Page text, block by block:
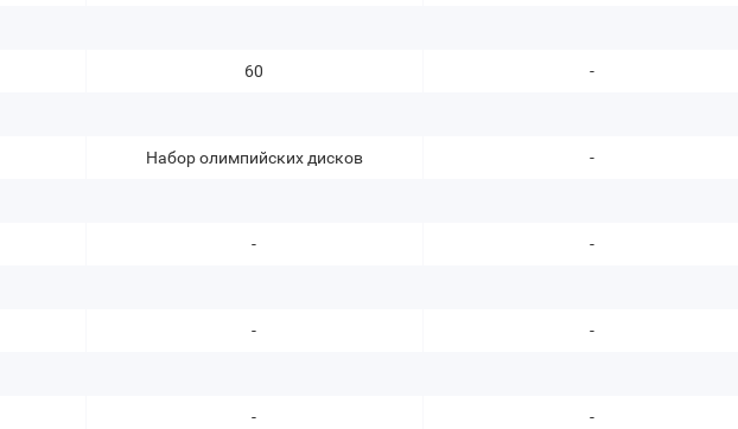
60
Набор олимпийских дисков
-
-
-
-
-
-
-
-